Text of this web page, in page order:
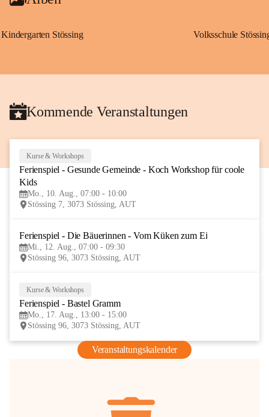
Kindergarten Stössing Volksschule
Kommende Veranstaltungen
AUG
Kurse & Workshops
Ferienspiel - Gesunde Gemeinde - Koch Workshop für coole
Kids
Mo., 10. Aug., 07:00 - 10:00
Stössing 7, 3073 Stössing, AUT
Ferienspiel - Die Bäuerinnen - Vom Küken zum Ei
Mi., 12. Aug., 07:00 - 09:30
Stössing 96, 3073 Stössing, AUT
Kurse & Workshops
Ferienspiel - Bastel Gramm
Mo., 17. Aug., 13:00 - 15:00
Stössing 96, 3073 Stössing, AUT
Veranstaltungskalender